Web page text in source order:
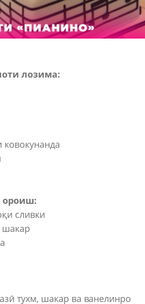
лозима:
ковокунанда
сливки
шакар
тухм, шакар ва ванелинро